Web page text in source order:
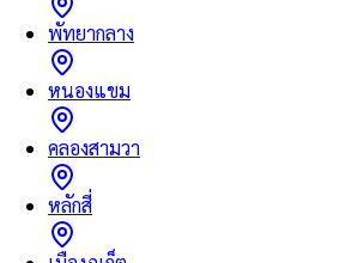
พัทยากลาง
หนองแขม
คลองสามวา
หลักสี่